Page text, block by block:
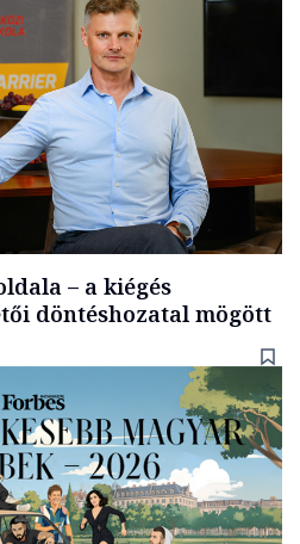
– a kiégés
döntéshozatal mögött